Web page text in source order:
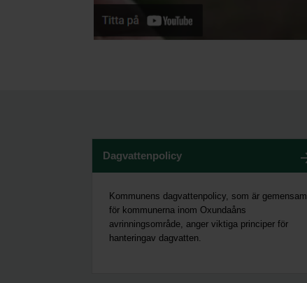
Dagvattenpolicy
Kommunens dagvattenpolicy, som är gemensam
för kommunerna inom Oxundaåns
avrinningsområde, anger viktiga principer för
hanteringav dagvatten.